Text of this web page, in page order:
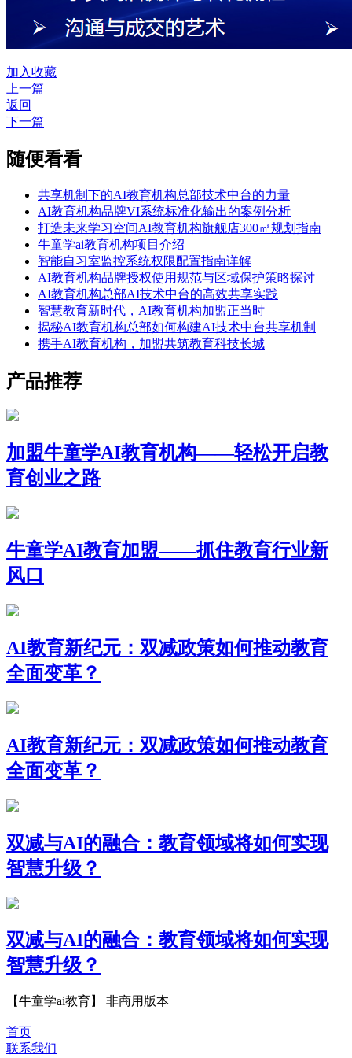
加入收藏
上一篇
返回
下一篇
随便看看
共享机制下的AI教育机构总部技术中台的力量
AI教育机构品牌VI系统标准化输出的案例分析
打造未来学习空间AI教育机构旗舰店300㎡规划指南
牛童学ai教育机构项目介绍
智能自习室监控系统权限配置指南详解
AI教育机构品牌授权使用规范与区域保护策略探讨
AI教育机构总部AI技术中台的高效共享实践
智慧教育新时代，AI教育机构加盟正当时
揭秘AI教育机构总部如何构建AI技术中台共享机制
携手AI教育机构，加盟共筑教育科技长城
产品推荐
加盟牛童学AI教育机构——轻松开启教
育创业之路
牛童学AI教育加盟——抓住教育行业新
风口
AI教育新纪元：双减政策如何推动教育
全面变革？
AI教育新纪元：双减政策如何推动教育
全面变革？
双减与AI的融合：教育领域将如何实现
智慧升级？
双减与AI的融合：教育领域将如何实现
智慧升级？
【牛童学ai教育】 非商用版本
首页
联系我们